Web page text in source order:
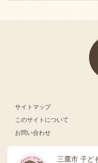
サイトマップ
このサイトについて
お問い合わせ
三鷹市 子ど